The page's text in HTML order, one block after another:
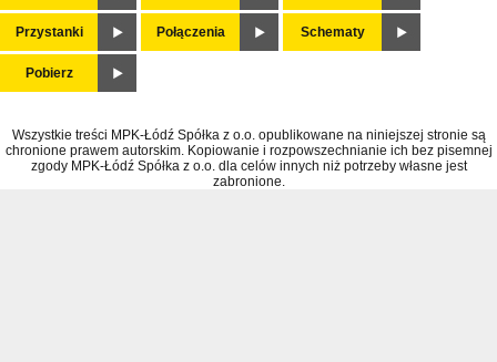
Przystanki Połączenia Schematy
Pobierz
Wszystkie treści MPK-Łódź Spółka z o.o. opublikowane na niniejszej stronie są
chronione prawem autorskim. Kopiowanie i rozpowszechnianie ich bez pisemnej
zgody MPK-Łódź Spółka z o.o. dla celów innych niż potrzeby własne jest
zabronione.